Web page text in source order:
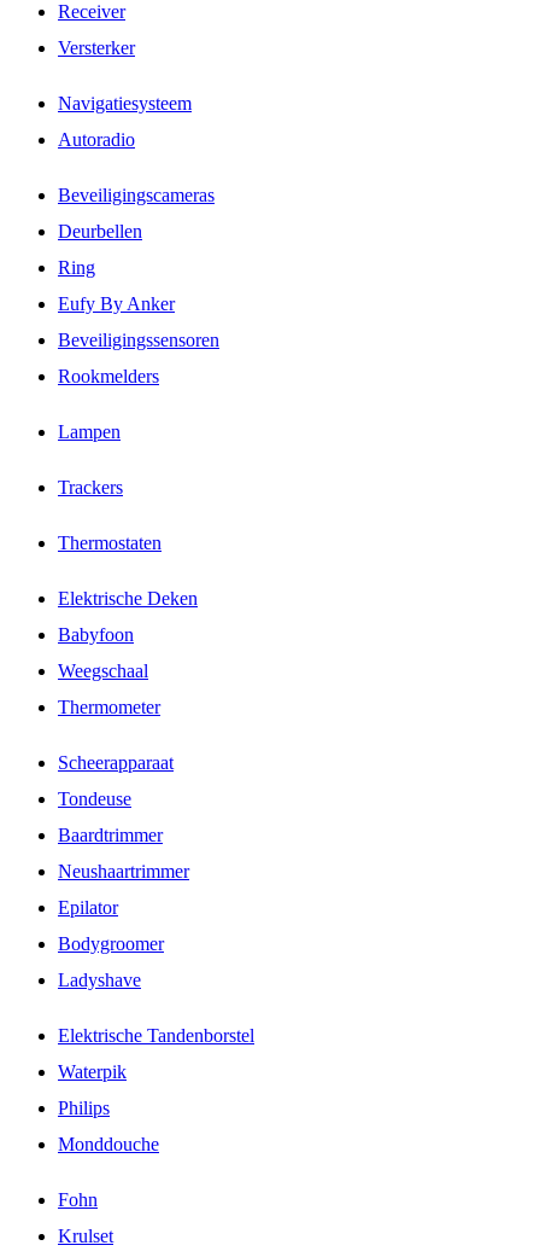
Receiver
Versterker
Navigatiesysteem
Autoradio
Beveiligingscameras
Deurbellen
Ring
Eufy By Anker
Beveiligingssensoren
Rookmelders
Lampen
Trackers
Thermostaten
Elektrische Deken
Babyfoon
Weegschaal
Thermometer
Scheerapparaat
Tondeuse
Baardtrimmer
Neushaartrimmer
Epilator
Bodygroomer
Ladyshave
Elektrische Tandenborstel
Waterpik
Philips
Monddouche
Fohn
Krulset